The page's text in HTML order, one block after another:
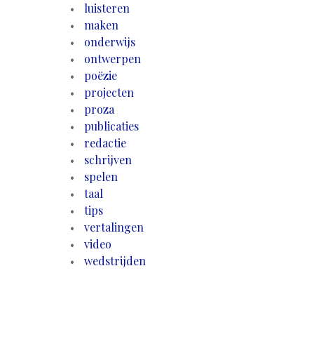
luisteren
maken
onderwijs
ontwerpen
poëzie
projecten
proza
publicaties
redactie
schrijven
spelen
taal
tips
vertalingen
video
wedstrijden